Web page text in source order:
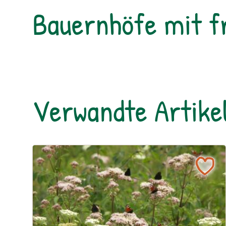
Bauernhöfe mit
Verwandte
Ein blühendes Schmetterlingsbeet für Groß und